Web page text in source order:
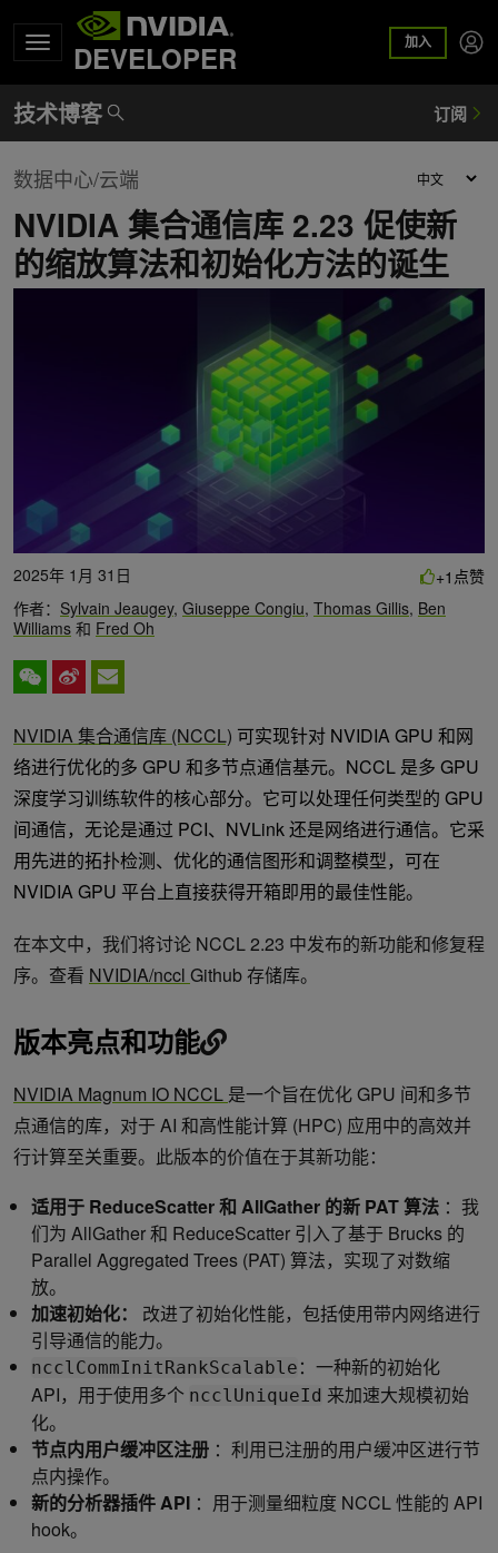
DEVELOPER 加入
数据中心/云端
NVIDIA 集合通信库 2.23 促使新
的缩放算法和初始化方法的诞生
2025年 1月 31日
作者： Sylvain Jeaugey, Giuseppe Congiu, Thomas Gillis, Ben
Williams 和 Fred Oh
+1 点赞
NVIDIA 集合通信库 (NCCL) 可实现针对 NVIDIA GPU 和网
络进行优化的多 GPU 和多节点通信基元。NCCL 是多 GPU
深度学习训练软件的核心部分。它可以处理任何类型的 GPU
间通信，无论是通过 PCI、NVLink 还是网络进行通信。它采
用先进的拓扑检测、优化的通信图形和调整模型，可在
NVIDIA GPU 平台上直接获得开箱即用的最佳性能。
在本文中，我们将讨论 NCCL 2.23 中发布的新功能和修复程
序。查看 NVIDIA/nccl Github 存储库。
版本亮点和功能
NVIDIA Magnum IO NCCL 是一个旨在优化 GPU 间和多节
点通信的库，对于 AI 和高性能计算 (HPC) 应用中的高效并
行计算至关重要。此版本的价值在于其新功能：
适用于 ReduceScatter 和 AllGather 的新 PAT 算法 ：我
们为 AllGather 和 ReduceScatter 引入了基于 Brucks 的
Parallel Aggregated Trees (PAT) 算法，实现了对数缩
放。
加速初始化：
改进了初始化性能，包括使用带内网络进行
引导通信的能力。
ncclCommInitRankScalable ：一种新的初始化
API，用于使用多个 ncclUniqueId 来加速大规模初始
化。
节点内用户缓冲区注册 ：利用已注册的用户缓冲区进行节
点内操作。
新的分析器插件 API ：用于测量细粒度 NCCL 性能的 API
hook。